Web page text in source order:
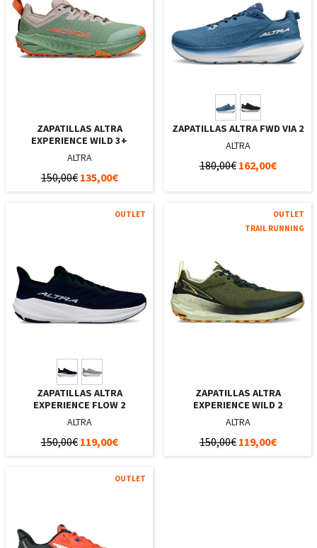
ZAPATILLAS ALTRA
EXPERIENCE WILD 3+
ALTRA
150,00€ 135,00€
ZAPATILLAS ALTRA FWD VIA 2
ALTRA
180,00€ 162,00€
OUTLET
ZAPATILLAS ALTRA
EXPERIENCE FLOW 2
ALTRA
150,00€ 119,00€
OUTLET
TRAIL RUNNING
ZAPATILLAS ALTRA
EXPERIENCE WILD 2
ALTRA
150,00€ 119,00€
OUTLET